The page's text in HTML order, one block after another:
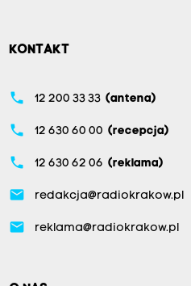
KONTAKT
phone 12 200 33 33 (antena)
phone 12 630 60 00 (recepcja)
phone 12 630 62 06 (reklama)
email redakcja@radiokrakow.pl
email reklama@radiokrakow.pl